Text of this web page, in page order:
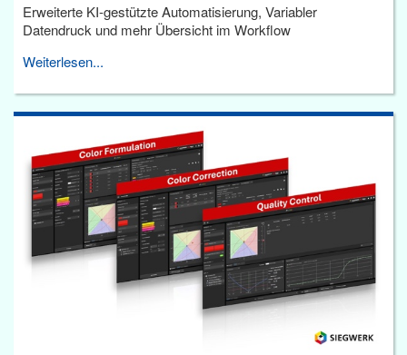
Erweiterte KI-gestützte Automatisierung, Variabler
Datendruck und mehr Übersicht im Workflow
Weiterlesen...